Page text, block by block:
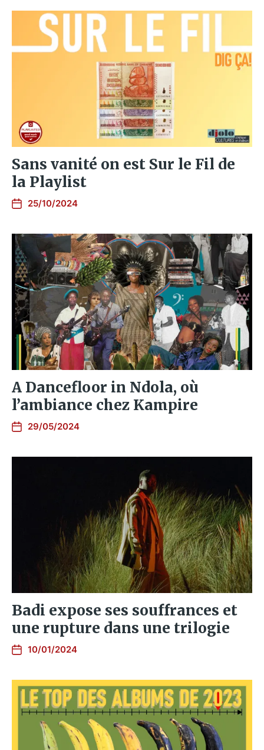
Sans vanité on est Sur le Fil de
la Playlist
25/10/2024
A Dancefloor in Ndola, où
l’ambiance chez Kampire
29/05/2024
Badi expose ses souffrances et
une rupture dans une trilogie
10/01/2024